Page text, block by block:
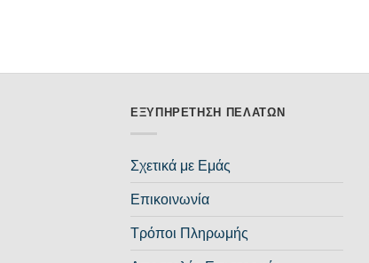
ΕΞΥΠΗΡΈΤΗΣΗ ΠΕΛΑΤΏΝ
Σχετικά με Εμάς
Επικοινωνία
Τρόποι Πληρωμής